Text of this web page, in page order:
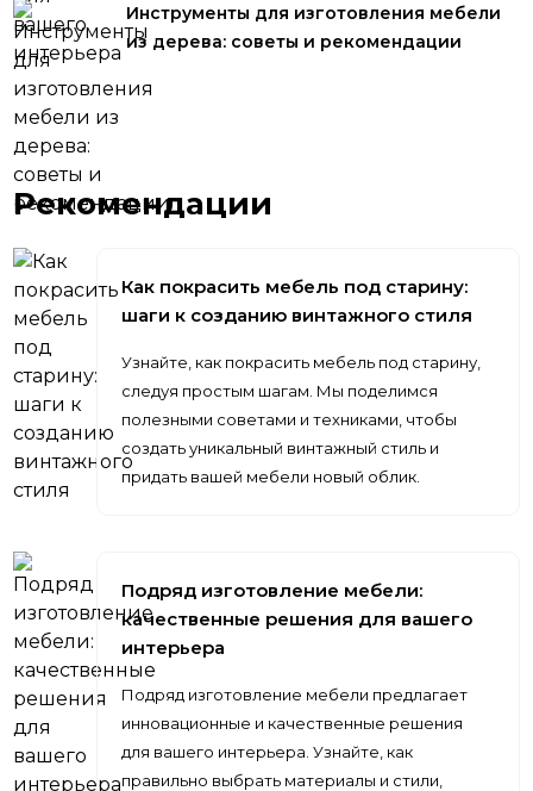
Инструменты для изготовления мебели
из дерева: советы и рекомендации
Рекомендации
Как покрасить мебель под старину:
шаги к созданию винтажного стиля
Узнайте, как покрасить мебель под старину,
следуя простым шагам. Мы поделимся
полезными советами и техниками, чтобы
создать уникальный винтажный стиль и
придать вашей мебели новый облик.
Подряд изготовление мебели:
качественные решения для вашего
интерьера
Подряд изготовление мебели предлагает
инновационные и качественные решения
для вашего интерьера. Узнайте, как
правильно выбрать материалы и стили,